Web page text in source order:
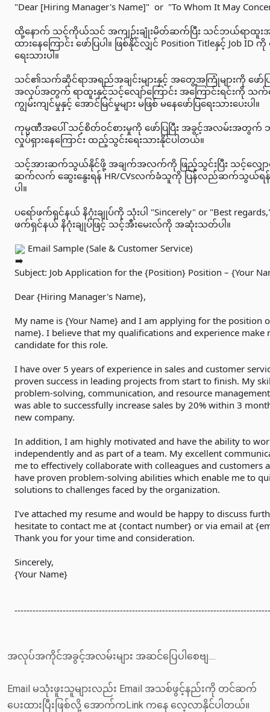
"Dear [Hiring Manager's Name]"  or  "To Whom It May
ထို့နောက် သင့်ကိုယ်သင် အကျဉ်းချုံးမိတ်ဆက်ပြီး သင်ဘယ်ရာထူ
ထားနေကြောင်း ဖော်ပြပါ။ ဖြစ်နိုင်လျှင် Position Titleနှင့် Job
ရေးသားပါ။
သင်၏သက်ဆိုင်ရာအရည်အချင်းများနှင့် အတွေ့အကြုံများကို ဖော်ပြရ
အလုပ်အတွက် ရာထူးနှင့်သင့်လျော်ကြောင်း အကြောင်းရင်းကို သက်
ကျွမ်းကျင်မှုနှင့် အောင်မြင်မှုများ မဖြစ် မနေဖော်ပြရေးသားပေးပါ။
ကုမ္ပဏီအပေါ် သင့်စိတ်ဝင်စားမှုကို ဖော်ပြပြီး အခွင့်အလမ်းအတွ
လှုပ်ရှားနေကြောင်း ထည့်သွင်းရေးသားနိုင်ပါတယ်။
သင့်အားဆက်သွယ်နိုင်ဖို့ အချက်အလက်ကို ဖြည့်သွင်းပြီး သင့်လျှ
ဆက်လက် ဆွေးနွေးရန် HR/CVsလက်ခံသူကို ပြန်လည်ဆက်သွယ်ရန်
ပါ။
ပရော်ဖက်ရှင်နယ် နိဂုံးချုပ်ကို သုံးပါ "Sincerely" or "Best
ဖက်ရှင်နယ် နိဂုံးချုပ်ဖြင့် သင့်အီးမေးလ်ကို အဆုံးသတ်ပါ။
Email Sample (Sale & Customer Service)
Subject: Job Application for the {Position} Position – {Your
Dear {Hiring Manager's Name},
My name is {Your Name} and I am applying for the position
name}. I believe that my qualifications and experience make
candidate for this role.
I have over 5 years of experience in sales and customer
proven success in leading projects from start to finish. My
problem-solving, communication, and resource
was able to successfully increase sales by 20% within 3
new company.
In addition, I am highly motivated and have the ability to
independently and as part of a team. My excellent
me to effectively collaborate with colleagues and customers
have proven problem-solving abilities which enable me to
solutions to challenges faced by the organization.
I’ve attached my resume and would be happy to discuss
hesitate to contact me at {contact number} or via email at
Thank you for your time and consideration.
Sincerely,
{Your Name}
အလုပ်အကိုင်အခွင့်အလမ်းများ အဆင်ပြေပါစေဗျ....
Email မသုံးဖူးသူများလည်း Email အသစ်ဖွင့်နည်းကို တင်ဆက်
ပေးထားပြီးဖြစ်လို့ အောက်ကLink ကနေ လေ့လာနိုင်ပါတယ်။